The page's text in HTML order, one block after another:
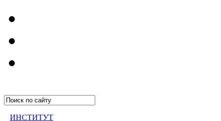
ИНСТИТУТ